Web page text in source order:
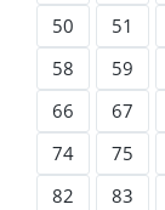
50
51
58
59
66
67
74
75
82
83